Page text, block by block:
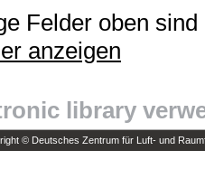
Felder oben
anzeigen
library
© Deutsches Zentrum für Luft- und